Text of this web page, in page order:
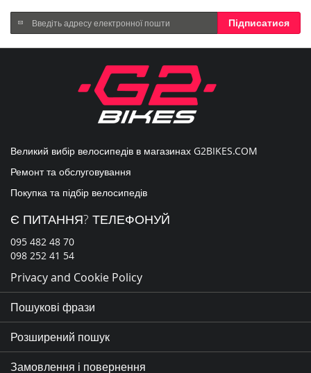
Підпишіться
на
нашу
Підписатися
Великий вибір велосипедів в магазинах G2BIKES.COM
Ремонт та обслуговування
Покупка та підбір велосипедів
Є ПИТАННЯ? ТЕЛЕФОНУЙ
095 482 48 70
098 252 41 54
Privacy and Cookie Policy
Пошукові фрази
Розширений пошук
Замовлення і повернення